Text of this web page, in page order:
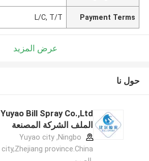
Payment Terms
L/C, T/T
عرض المزيد
حول نا
Yuyao Bill Spray Co.,Ltd
الملف الشركة المصنعة
Yuyao city ,Ningbo
city,Zhejiang province.China